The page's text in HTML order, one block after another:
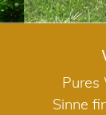
Pures
Sinne